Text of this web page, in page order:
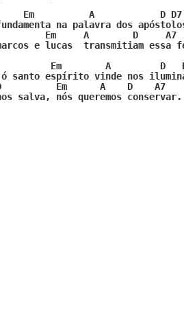
Em          A
na palavra dos
Em     A        D
e lucas  transmitiam essa
Em        A
ó santo espírito vinde nos
Em      A    D    A7
salva, nós queremos